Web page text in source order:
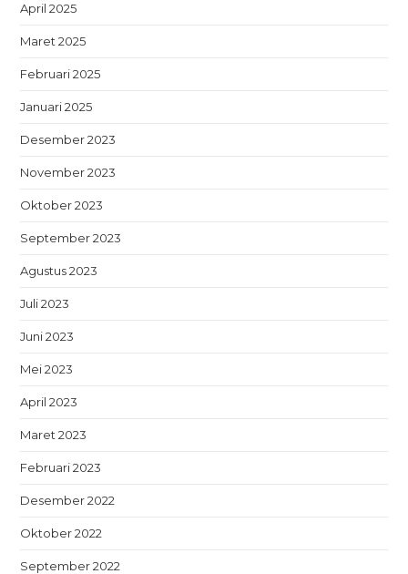
April 2025
Maret 2025
Februari 2025
Januari 2025
Desember 2023
November 2023
Oktober 2023
September 2023
Agustus 2023
Juli 2023
Juni 2023
Mei 2023
April 2023
Maret 2023
Februari 2023
Desember 2022
Oktober 2022
September 2022